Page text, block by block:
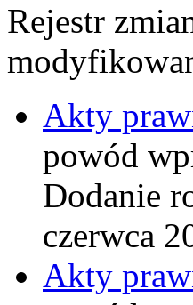
Rejestr
Akty
powód
Dodanie
czerwca
Akty